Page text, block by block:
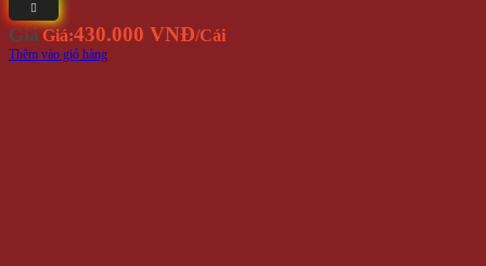
Giá Giá:430.000 VNĐ/Cái
Thêm vào giỏ hàng